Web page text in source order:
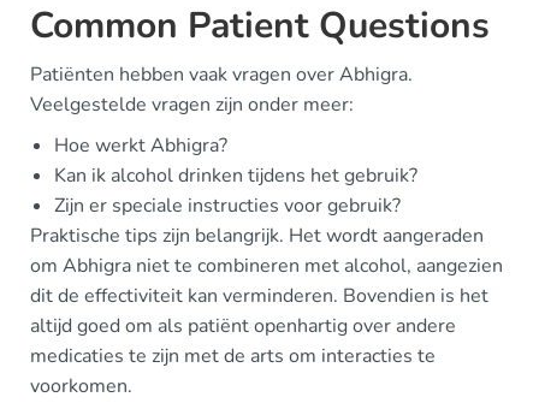
Common Patient Questions
Patiënten hebben vaak vragen over Abhigra.
Veelgestelde vragen zijn onder meer:
Hoe werkt Abhigra?
Kan ik alcohol drinken tijdens het gebruik?
Zijn er speciale instructies voor gebruik?
Praktische tips zijn belangrijk. Het wordt aangeraden
om Abhigra niet te combineren met alcohol, aangezien
dit de effectiviteit kan verminderen. Bovendien is het
altijd goed om als patiënt openhartig over andere
medicaties te zijn met de arts om interacties te
voorkomen.